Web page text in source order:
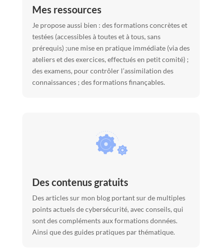
Mes ressources
Je propose aussi bien : des formations concrètes et
testées (accessibles à toutes et à tous, sans
prérequis) ;une mise en pratique immédiate (via des
ateliers et des exercices, effectués en petit comité) ;
des examens, pour contrôler l’assimilation des
connaissances ; des formations finançables.
Des contenus gratuits
Des articles sur mon blog portant sur de multiples
points actuels de cybersécurité, avec conseils, qui
sont des compléments aux formations données.
Ainsi que des guides pratiques par thématique.